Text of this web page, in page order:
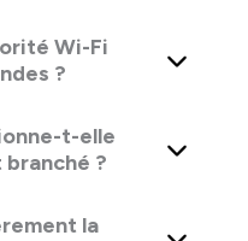
Wi-Fi
?
t-elle
?
la